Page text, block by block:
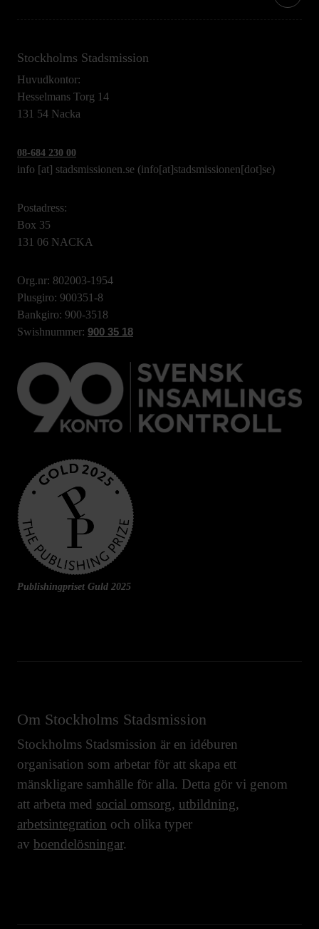
Stockholms Stadsmission
Huvudkontor:
Hesselmans Torg 14
131 54 Nacka
08-684 230 00
info [at] stadsmissionen.se (info[at]stadsmissionen[dot]se)
Postadress:
Box 35
131 06 NACKA
Org.nr: 802003-1954
Plusgiro: 900351-8
Bankgiro: 900-3518
Swishnummer: 900 35 18
Publishingpriset Guld 2025
Om Stockholms Stadsmission
Stockholms Stadsmission är en idéburen
organisation som arbetar för att skapa ett
mänskligare samhälle för alla. Detta gör vi genom
att arbeta med social omsorg, utbildning,
arbetsintegration och olika typer
av boendelösningar.